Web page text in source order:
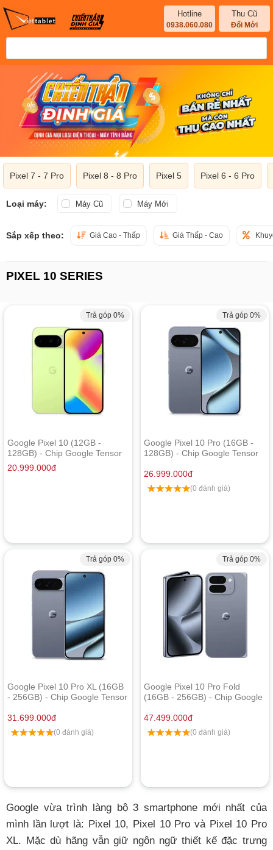
Hotline
0938.060.080
Thu Cũ
Đổi Mới
Pixel 7 - 7 Pro Pixel 8 - 8 Pro Pixel 5 Pixel 6 - 6 Pro
Loại máy: Máy Cũ Máy Mới
Sắp xếp theo: Giá Cao - Thấp Giá Thấp - Cao
PIXEL 10 SERIES
Trả góp 0%
Google Pixel 10 (12GB -
128GB) - Chip Google Tensor
G5
20.999.000đ
Trả góp 0%
Google Pixel 10 Pro (16GB -
128GB) - Chip Google Tensor
26.999.000đ
(0 đánh giá)
Trả góp 0%
Google Pixel 10 Pro XL (16GB
- 256GB) - Chip Google Tensor
31.699.000đ
(0 đánh giá)
Trả góp 0%
Google Pixel 10 Pro Fold
(16GB - 256GB) - Chip Google
47.499.000đ
(0 đánh giá)
Google vừa trình làng bộ 3 smartphone mới nhất của
mình lần lượt là: Pixel 10, Pixel 10 Pro và Pixel 10 Pro
XL. Mặc dù hãng vẫn giữ ngôn ngữ thiết kế đặc trưng